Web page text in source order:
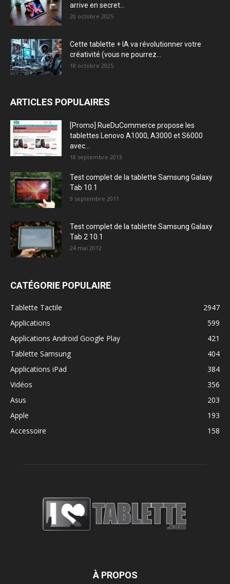
arrive en secret...
20 octobre 2025
Cette tablette + IA va révolutionner votre
créativité (vous ne pourrez...
18 octobre 2025
ARTICLES POPULAIRES
[Promo] RueDuCommerce propose les
tablettes Lenovo A1000, A3000 et S6000
avec...
18 septembre 2013
Test complet de la tablette Samsung Galaxy
Tab 10.1
9 septembre 2011
Test complet de la tablette Samsung Galaxy
Tab 2 10.1
24 mai 2012
CATÉGORIE POPULAIRE
Tablette Tactile
2947
Applications
599
Applications Android Google Play
421
Tablette Samsung
404
Applications iPad
384
Vidéos
356
Asus
203
Apple
193
Accessoire
158
À PROPOS